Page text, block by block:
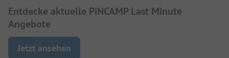
Entdecke aktuelle PiNCAMP Last Minute
Angebote
Jetzt ansehen